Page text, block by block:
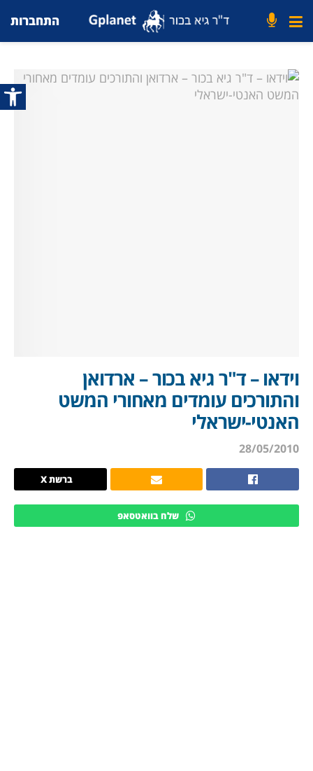
פתח
התחברות
וידאו – ד"ר גיא בכור – ארדואן
והתורכים עומדים מאחורי המשט
האנטי-ישראלי
28/05/2010
ברשת X
שלח בוואטסאפ